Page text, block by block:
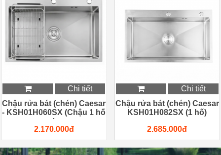
Chi tiết
Chậu rửa bát (chén) Caesar
- KSH01H060SX (Chậu 1 hố
)
2.170.000đ
Chi tiết
Chậu rửa bát (chén) Caesar
KSH01H082SX (1 hố)
2.685.000đ